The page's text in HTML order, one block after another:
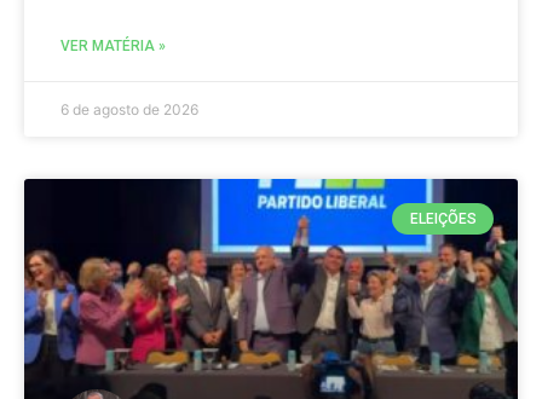
VER MATÉRIA »
6 de agosto de 2026
ELEIÇÕES